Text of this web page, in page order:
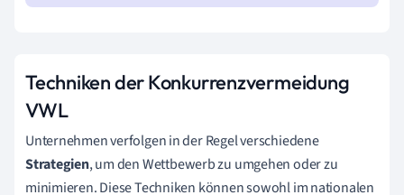
Techniken der Konkurrenzvermeidung
VWL
Unternehmen verfolgen in der Regel verschiedene
Strategien, um den Wettbewerb zu umgehen oder zu
minimieren. Diese Techniken können sowohl im nationalen